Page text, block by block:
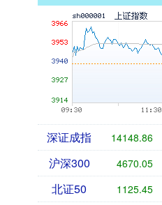
深证成指 14148.86
沪深300 4670.05
北证50 1125.45